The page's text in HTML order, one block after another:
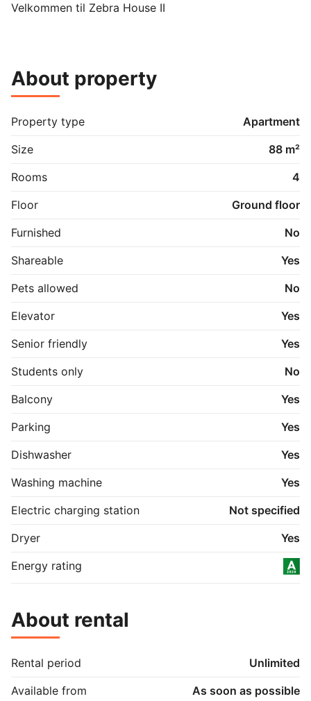
Velkommen til Zebra House II
Electrolux, samt store badeværelser med gulvvarme.
Alle lejlighederne har enten altan eller terrasse, hvor
morgenkaffen smager dét bedre.
Zebra House II består af 2 bygninger med fælles
• 35 til 93 kvadratmeter
• Elevator
• Komplet hvidevarepakke fra Electrolux
• Depotrum og cykelparkering i kælderen
OBS - Billeder fra lignende lejemål.
About property
Property type
Apartment
Size
88 m²
Rooms
4
Floor
Ground floor
Furnished
No
Shareable
Yes
Pets allowed
No
Elevator
Yes
Senior friendly
Yes
Students only
No
Balcony
Yes
Parking
Yes
Dishwasher
Yes
Washing machine
Yes
Electric charging station
Not specified
Dryer
Yes
Energy rating
About rental
Rental period
Unlimited
Available from
As soon as possible